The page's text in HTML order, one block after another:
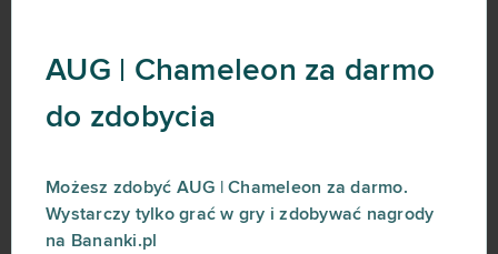
AUG | Chameleon za darmo
do zdobycia
Możesz zdobyć AUG | Chameleon za darmo.
Wystarczy tylko grać w gry i zdobywać nagrody
na Bananki.pl